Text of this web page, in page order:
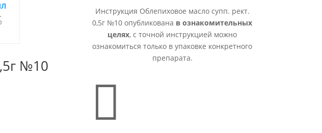
№10
Инструкция Облепиховое масло супп. рект.
0,5г №10 опубликована в ознакомительных
целях, с точной инструкцией можно
ознакомиться только в упаковке конкретного
препарата.
